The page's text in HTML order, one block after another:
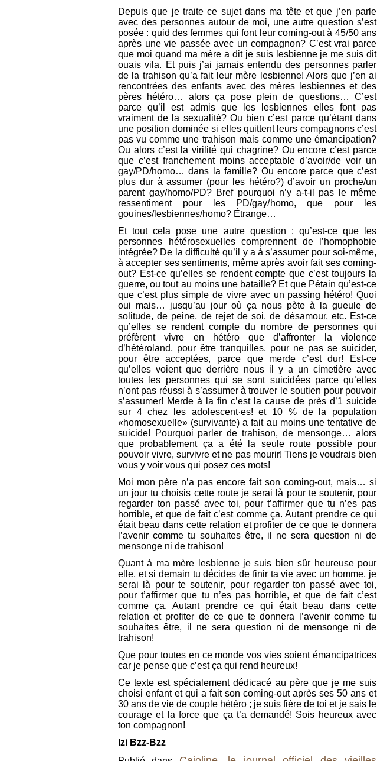
Depuis que je traite ce sujet dans ma tête et que j’en parle
avec des personnes autour de moi, une autre question s’est
posée : quid des femmes qui font leur coming-out à 45/50 ans
après une vie passée avec un compagnon? C’est vrai parce
que moi quand ma mère a dit je suis lesbienne je me suis dit
ouais vila. Et puis j’ai jamais entendu des personnes parler
de la trahison qu’a fait leur mère lesbienne! Alors que j’en ai
rencontrées des enfants avec des mères lesbiennes et des
pères hétéro… alors ça pose plein de questions… C’est
parce qu’il est admis que les lesbiennes elles font pas
vraiment de la sexualité? Ou bien c’est parce qu’étant dans
une position dominée si elles quittent leurs compagnons c’est
pas vu comme une trahison mais comme une émancipation?
Ou alors c’est la virilité qui chagrine? Ou encore c’est parce
que c’est franchement moins acceptable d’avoir/de voir un
gay/PD/homo… dans la famille? Ou encore parce que c’est
plus dur à assumer (pour les hétéro?) d’avoir un proche/un
parent gay/homo/PD? Bref pourquoi n’y a-t-il pas le même
ressentiment pour les PD/gay/homo, que pour les
gouines/lesbiennes/homo? Étrange…
Et tout cela pose une autre question : qu’est-ce que les
personnes hétérosexuelles comprennent de l’homophobie
intégrée? De la difficulté qu’il y a à s’assumer pour soi-même,
à accepter ses sentiments, même après avoir fait ses coming-
out? Est-ce qu’elles se rendent compte que c’est toujours la
guerre, ou tout au moins une bataille? Et que Pétain qu’est-ce
que c’est plus simple de vivre avec un passing hétéro! Quoi
oui mais… jusqu’au jour où ça nous pète à la gueule de
solitude, de peine, de rejet de soi, de désamour, etc. Est-ce
qu’elles se rendent compte du nombre de personnes qui
préfèrent vivre en hétéro que d’affronter la violence
d’hétéroland, pour être tranquilles, pour ne pas se suicider,
pour être acceptées, parce que merde c’est dur! Est-ce
qu’elles voient que derrière nous il y a un cimetière avec
toutes les personnes qui se sont suicidées parce qu’elles
n’ont pas réussi à s’assumer à trouver le soutien pour pouvoir
s’assumer! Merde à la fin c’est la cause de près d’1 suicide
sur 4 chez les adolescent·es! et 10 % de la population
«homosexuelle» (survivante) a fait au moins une tentative de
suicide! Pourquoi parler de trahison, de mensonge… alors
que probablement ça a été la seule route possible pour
pouvoir vivre, survivre et ne pas mourir! Tiens je voudrais bien
vous y voir vous qui posez ces mots!
Moi mon père n’a pas encore fait son coming-out, mais… si
un jour tu choisis cette route je serai là pour te soutenir, pour
regarder ton passé avec toi, pour t’affirmer que tu n’es pas
horrible, et que de fait c’est comme ça. Autant prendre ce qui
était beau dans cette relation et profiter de ce que te donnera
l’avenir comme tu souhaites être, il ne sera question ni de
mensonge ni de trahison!
Quant à ma mère lesbienne je suis bien sûr heureuse pour
elle, et si demain tu décides de finir ta vie avec un homme, je
serai là pour te soutenir, pour regarder ton passé avec toi,
pour t’affirmer que tu n’es pas horrible, et que de fait c’est
comme ça. Autant prendre ce qui était beau dans cette
relation et profiter de ce que te donnera l’avenir comme tu
souhaites être, il ne sera question ni de mensonge ni de
trahison!
Que pour toutes en ce monde vos vies soient émancipatrices
car je pense que c’est ça qui rend heureux!
Ce texte est spécialement dédicacé au père que je me suis
choisi enfant et qui a fait son coming-out après ses 50 ans et
30 ans de vie de couple hétéro ; je suis fière de toi et je sais le
courage et la force que ça t’a demandé! Sois heureux avec
ton compagnon!
Izi Bzz-Bzz